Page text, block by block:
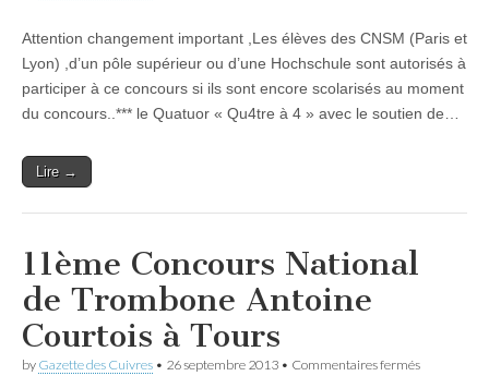
National
de
de
Trombones
Attention changement important ,Les élèves des CNSM (Paris et
Lyon) ,d’un pôle supérieur ou d’une Hochschule sont autorisés à
participer à ce concours si ils sont encore scolarisés au moment
du concours..*** le Quatuor « Qu4tre à 4 » avec le soutien de…
Lire →
11ème Concours National
de Trombone Antoine
Courtois à Tours
by Gazette des Cuivres • 26 septembre 2013 • Commentaires ferméssur